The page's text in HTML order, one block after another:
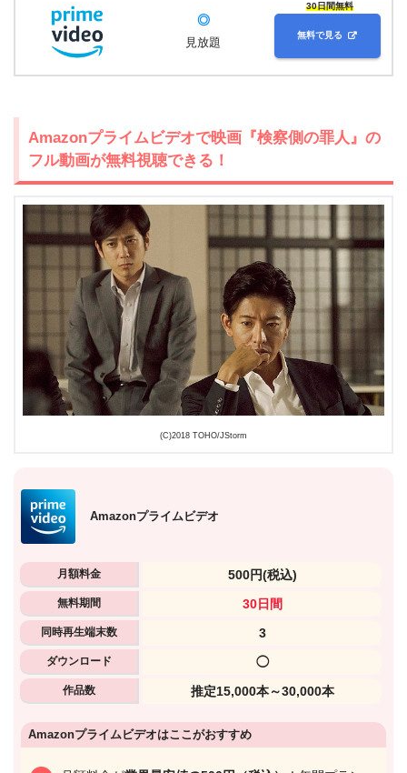
◎
見放題
30日間無料
無料で見る
Amazonプライムビデオで映画『検察側の罪人』の
フル動画が無料視聴できる！
(C)2018 TOHO/JStorm
Amazonプライムビデオ
月額料金 500円(税込)
無料期間 30日間
同時再生端末数 3
ダウンロード ◯
作品数 推定15,000本～30,000本
Amazonプライムビデオはここがおすすめ